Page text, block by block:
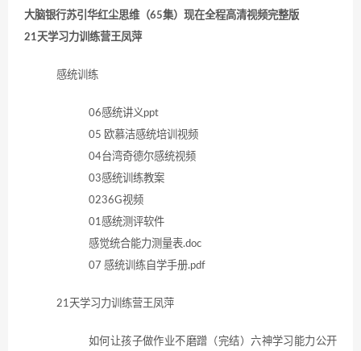
大脑银行苏引华红尘思维（65集）现在全程高清视频完整版
21天学习力训练营王凤萍
感统训练
06感统讲义ppt
05 欧慕洁感统培训视频
04台湾奇德尔感统视频
03感统训练教案
0236G视频
01感统测评软件
感觉统合能力测量表.doc
07 感统训练自学手册.pdf
21天学习力训练营王凤萍
如何让孩子做作业不磨蹭（完结）六神学习能力公开